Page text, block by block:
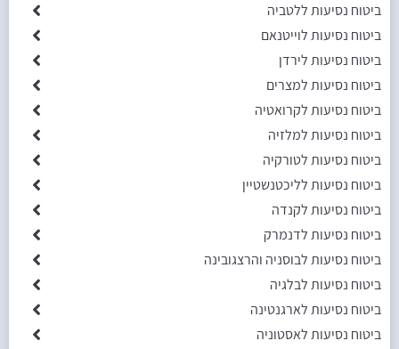
ביטוח נסיעות ללטביה
ביטוח נסיעות לוייטנאם
ביטוח נסיעות לירדן
ביטוח נסיעות למצרים
ביטוח נסיעות לקרואטיה
ביטוח נסיעות למלזיה
ביטוח נסיעות לטורקיה
ביטוח נסיעות לליכטנשטיין
ביטוח נסיעות לקנדה
ביטוח נסיעות לדנמרק
ביטוח נסיעות לבוסניה והרצגובינה
ביטוח נסיעות לבלגיה
ביטוח נסיעות לארגנטינה
ביטוח נסיעות לאסטוניה